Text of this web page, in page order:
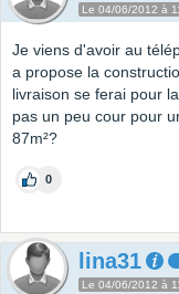
Le 04/06/2012 à
Je viens d'avoir au
a propose la
livraison se ferai pour
pas un peu cour pour
87m²?
0
lina31
Le 04/06/2012 à